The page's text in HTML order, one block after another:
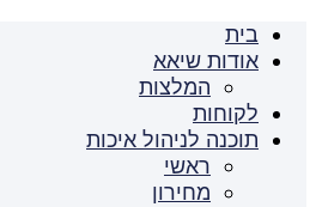
בית
אודות שיאא
המלצות
לקוחות
תוכנה לניהול איכות
ראשי
מחירון